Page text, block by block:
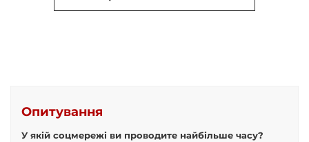
Опитування
У якій соцмережі ви проводите найбільше часу?